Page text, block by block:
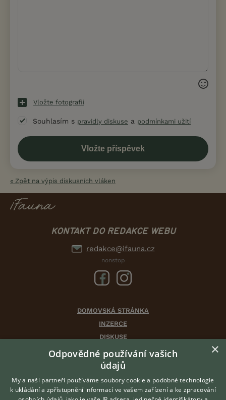
Vložte fotografii
Souhlasím s pravidly diskuse a podmínkami užití
« Zpět na výpis diskusních vláken
KONTAKT DO REDAKCE WEBU
redakce@ifauna.cz
nonstop
DOMOVSKÁ STRÁNKA
INZERCE
DISKUSE
ČLÁNKY
CHOVATELSKÉ STANICE
VÝBĚR VHODNÉHO PLEMENE
×
Odpovědné používání vašich
údajů
My a naši partneři používáme soubory cookie a podobné technologie
k ukládání a zpřístupnění informací ve vašem zařízení a ke zpracování